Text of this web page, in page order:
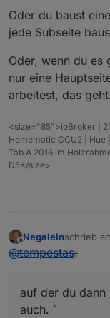
Oder du baust
jede Subseite
Oder, wenn du es
nur eine
arbeitest, das
<size="85">ioBroker |
Homematic CCU2 | Hue
Tab A 2016 im
D5</size>
Offline
Negaleinschrieb
zuletzt
@tempestas:
auf der du dann
auch. `